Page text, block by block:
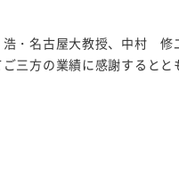
名古屋大教授、中村 修
三方の業績に感謝すると